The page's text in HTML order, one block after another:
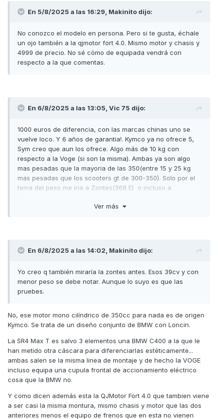
sym en plan adv. Hay un post cerrado del modelo anterior a
esta. Y queria preguntar vuestra opinión con respecto a la
viene costando una zontes y con algo menos de potencia.
No se si transmite más calidad que una zontes. Viendola en
la pagina web parece algo tipo adv o tipo suv pero en la
practica no debe serlo. Si sigue llevando el motor bmw,
En fin, que uno se pasa por el concesionario y cada día
buena pinta. Antes simplemente era algo entre las japos y
las taiwanesas.
En 5/8/2025 a las 16:29, Makinito dijo:
No conozco el modelo en persona. Pero si te gusta, échale
un ojo también a la qjmotor fort 4.0. Mismo motor y chasis y
4999 de precio. No sé cómo de equipada vendrá con
respecto a la que comentas.
En 6/8/2025 a las 13:05, Vic 75 dijo:
1000 euros de diferencia, con las marcas chinas uno se
vuelve loco. Y 6 años de garantia!. Kymco ya no ofrece 5,
Sym creo que aun los ofrece. Algo más de 10 kg con
respecto a la Voge (si son la misma). Ambas ya son algo
mas pesadas que la mayoria de las 350(entre 15 y 25 kg
mas pesadas que los scooters gt de 300-350). Solo por el
tema del peso me iria a Zontes(368 E) o incluso a
Ver más
En 6/8/2025 a las 14:02, Makinito dijo:
Yo creo q también miraría la zontes antes. Esos 39cv y con
menor peso se debe notar. Aunque lo suyo es que las
pruebes.
No, ese motor mono cilíndrico de 350cc para nada es de origen
Kymco. Se trata de un diseño conjunto de BMW con Loncin.
La SR4 Max T es salvo 3 elementos una BMW C400 a la que le
han metido otra cáscara para diferenciarlas estéticamente...
ambas salen se la misma linea de montaje y de hecho la VOGE
incluso equipa una cupula frontal de accionamiento eléctrico
cosa que la BMW no.
Y como dicen además esta la QJMotor Fort 4.0 que tambien viene
a ser casi la misma montura, mismo chasis y motor que las dos
anteriores menos el equipo de frenos que en esta no vienen